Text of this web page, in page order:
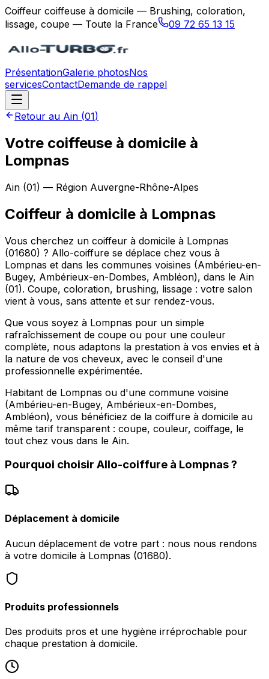
Coiffeur coiffeuse à domicile — Brushing, coloration,
lissage, coupe — Toute la France
09 72 65 13 15
PrésentationGalerie photosNos
servicesContactDemande de rappel
Retour au Ain (01)
Votre coiffeuse à domicile à
Lompnas
Ain (01) — Région Auvergne-Rhône-Alpes
Coiffeur à domicile à Lompnas
Vous cherchez un coiffeur à domicile à Lompnas
(01680) ? Allo-coiffure se déplace chez vous à
Lompnas et dans les communes voisines (Ambérieu-en-
Bugey, Ambérieux-en-Dombes, Ambléon), dans le Ain
(01). Coupe, coloration, brushing, lissage : votre salon
vient à vous, sans attente et sur rendez-vous.
Que vous soyez à Lompnas pour un simple
rafraîchissement de coupe ou pour une couleur
complète, nous adaptons la prestation à vos envies et à
la nature de vos cheveux, avec le conseil d'une
professionnelle expérimentée.
Habitant de Lompnas ou d'une commune voisine
(Ambérieu-en-Bugey, Ambérieux-en-Dombes,
Ambléon), vous bénéficiez de la coiffure à domicile au
même tarif transparent : coupe, couleur, coiffage, le
tout chez vous dans le Ain.
Pourquoi choisir Allo-coiffure à Lompnas?
Déplacement à domicile
Aucun déplacement de votre part : nous nous rendons
à votre domicile à Lompnas (01680).
Produits professionnels
Des produits pros et une hygiène irréprochable pour
chaque prestation à domicile.